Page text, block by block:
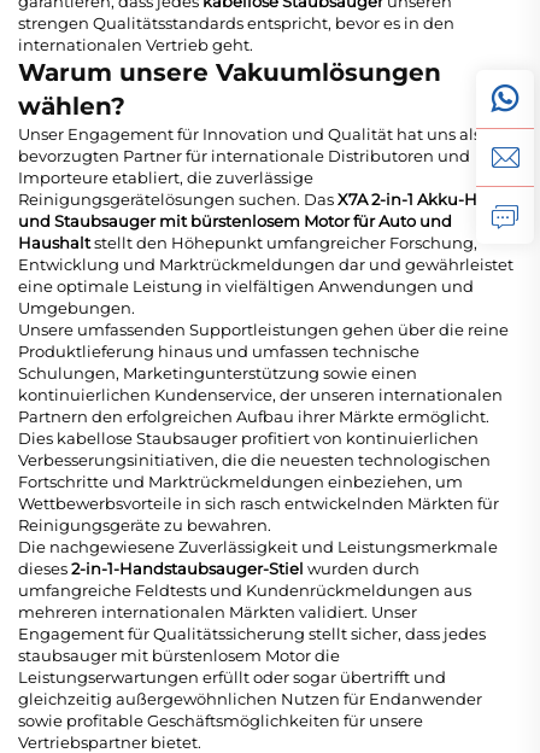
strengen Qualitätsstandards entspricht, bevor es in den
internationalen Vertrieb geht.
Warum unsere Vakuumlösungen
wählen?
Unser Engagement für Innovation und Qualität hat uns als
bevorzugten Partner für internationale Distributoren und
Importeure etabliert, die zuverlässige
Reinigungsgerätelösungen suchen. DasX7A 2-in-1 Akku-Hand-
und Staubsauger mit bürstenlosem Motor für Auto und
Haushaltstellt den Höhepunkt umfangreicher Forschung,
Entwicklung und Marktrückmeldungen dar und gewährleistet
eine optimale Leistung in vielfältigen Anwendungen und
Umgebungen.
Unsere umfassenden Supportleistungen gehen über die reine
Produktlieferung hinaus und umfassen technische
Schulungen, Marketingunterstützung sowie einen
kontinuierlichen Kundenservice, der unseren internationalen
Partnern den erfolgreichen Aufbau ihrer Märkte ermöglicht.
Dies kabellose Staubsauger profitiert von kontinuierlichen
Verbesserungsinitiativen, die die neuesten technologischen
Fortschritte und Marktrückmeldungen einbeziehen, um
Wettbewerbsvorteile in sich rasch entwickelnden Märkten für
Reinigungsgeräte zu bewahren.
Die nachgewiesene Zuverlässigkeit und Leistungsmerkmale
dieses2-in-1-Handstaubsauger-Stiel wurden durch
umfangreiche Feldtests und Kundenrückmeldungen aus
mehreren internationalen Märkten validiert. Unser
Engagement für Qualitätssicherung stellt sicher, dass jedes
staubsauger mit bürstenlosem Motordie
Leistungserwartungen erfüllt oder sogar übertrifft und
gleichzeitig außergewöhnlichen Nutzen für Endanwender
sowie profitable Geschäftsmöglichkeiten für unsere
Vertriebspartner bietet.